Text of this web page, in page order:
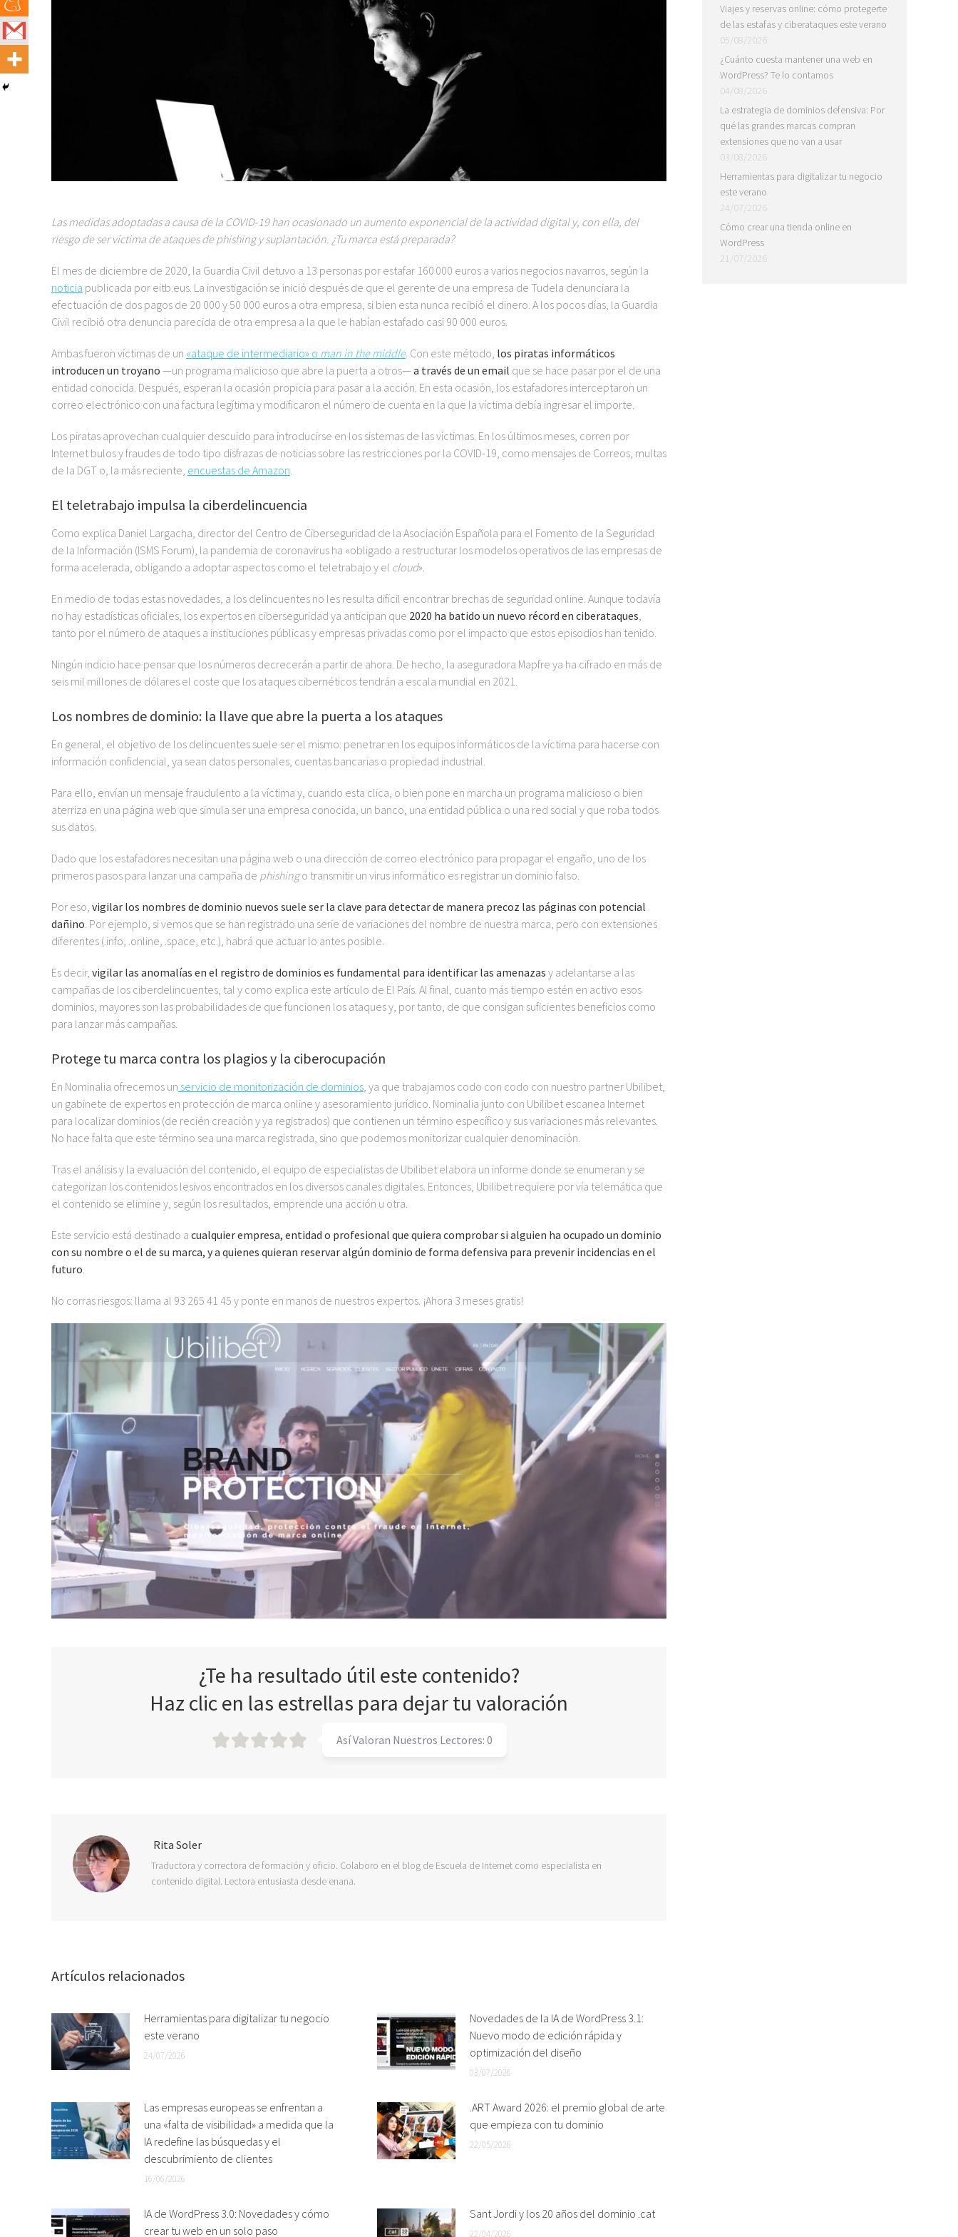
Las medidas adoptadas a causa de la COVID-19 han ocasionado un aumento exponencial de la actividad digital y, con ella, del
riesgo de ser víctima de ataques de phishing y suplantación. ¿Tu marca está preparada?
El mes de diciembre de 2020, la Guardia Civil detuvo a 13 personas por estafar 160 000 euros a varios negocios navarros, según la
noticia publicada por eitb.eus. La investigación se inició después de que el gerente de una empresa de Tudela denunciara la
efectuación de dos pagos de 20 000 y 50 000 euros a otra empresa, si bien esta nunca recibió el dinero. A los pocos días, la Guardia
Civil recibió otra denuncia parecida de otra empresa a la que le habían estafado casi 90 000 euros.
Ambas fueron víctimas de un «ataque de intermediario» o man in the middle. Con este método, los piratas informáticos
introducen un troyano —un programa malicioso que abre la puerta a otros— a través de un email que se hace pasar por el de una
entidad conocida. Después, esperan la ocasión propicia para pasar a la acción. En esta ocasión, los estafadores interceptaron un
correo electrónico con una factura legítima y modificaron el número de cuenta en la que la víctima debía ingresar el importe.
Los piratas aprovechan cualquier descuido para introducirse en los sistemas de las víctimas. En los últimos meses, corren por
Internet bulos y fraudes de todo tipo disfrazas de noticias sobre las restricciones por la COVID-19, como mensajes de Correos, multas
de la DGT o, la más reciente, encuestas de Amazon
El teletrabajo impulsa la ciberdelincuencia
Como explica Daniel Largacha, director del Centro de Ciberseguridad de la Asociación Española para el Fomento de la Seguridad
de la Información (ISMS Forum), la pandemia de coronavirus ha «obligado a restructurar los modelos operativos de las empresas de
forma acelerada, obligando a adoptar aspectos como el teletrabajo y el cloud».
En medio de todas estas novedades, a los delincuentes no les resulta difícil encontrar brechas de seguridad online. Aunque todavía
no hay estadísticas oficiales, los expertos en ciberseguridad ya anticipan que 2020 ha batido un nuevo récord en ciberataques
tanto por el número de ataques a instituciones públicas y empresas privadas como por el impacto que estos episodios han tenido.
Ningún indicio hace pensar que los números decrecerán a partir de ahora. De hecho, la aseguradora Mapfre ya ha cifrado en más de
seis mil millones de dólares el coste que los ataques cibernéticos tendrán a escala mundial en 2021.
Los nombres de dominio: la llave que abre la puerta a los ataques
En general, el objetivo de los delincuentes suele ser el mismo: penetrar en los equipos informáticos de la víctima para hacerse con
información confidencial, ya sean datos personales, cuentas bancarias o propiedad industrial.
Para ello, envían un mensaje fraudulento a la víctima y, cuando esta clica, o bien pone en marcha un programa malicioso o bien
aterriza en una página web que simula ser una empresa conocida, un banco, una entidad pública o una red social y que roba todos
sus datos.
Dado que los estafadores necesitan una página web o una dirección de correo electrónico para propagar el engaño, uno de los
primeros pasos para lanzar una campaña de phishingo transmitir un virus informático es registrar un dominio falso.
Por eso, vigilar los nombres de dominio nuevos suele ser la clave para detectar de manera precoz las páginas con potencial
dañino . Por ejemplo, si vemos que se han registrado una serie de variaciones del nombre de nuestra marca, pero con extensiones
diferentes (.info, .online, .space, etc.), habrá que actuar lo antes posible.
Es decir, vigilar las anomalías en el registro de dominios es fundamental para identificar las amenazas y adelantarse a las
campañas de los ciberdelincuentes, tal y como explica este artículo de El País. Al final, cuanto más tiempo estén en activo esos
dominios, mayores son las probabilidades de que funcionen los ataques y, por tanto, de que consigan suficientes beneficios como
para lanzar más campañas.
Protege tu marca contra los plagios y la ciberocupación
En Nominalia ofrecemos un servicio de monitorización de dominios , ya que trabajamos codo con codo con nuestro partner Ubilibet,
un gabinete de expertos en protección de marca online y asesoramiento jurídico. Nominalia junto con Ubilibet escanea Internet
para localizar dominios (de recién creación y ya registrados) que contienen un término específico y sus variaciones más relevantes.
No hace falta que este término sea una marca registrada, sino que podemos monitorizar cualquier denominación.
Tras el análisis y la evaluación del contenido, el equipo de especialistas de Ubilibet elabora un informe donde se enumeran y se
categorizan los contenidos lesivos encontrados en los diversos canales digitales. Entonces, Ubilibet requiere por vía telemática que
el contenido se elimine y, según los resultados, emprende una acción u otra.
Este servicio está destinado a cualquier empresa, entidad o profesional que quiera comprobar si alguien ha ocupado un dominio
con su nombre o el de su marca, y a quienes quieran reservar algún dominio de forma defensiva para prevenir incidencias en el
futuro
No corras riesgos: llama al 93 265 41 45 y ponte en manos de nuestros expertos. ¡Ahora 3 meses gratis!
¿Te ha resultado útil este contenido?
Haz clic en las estrellas para dejar tu valoración
Así Valoran Nuestros Lectores: 0
Rita Soler
Traductora y correctora de formación y oficio. Colaboro en el blog de Escuela de Internet como especialista en
contenido digital. Lectora entusiasta desde enana.
Artículos relacionados
Herramientas para digitalizar tu negocio
este verano
24/07/2026
Novedades de la IA de WordPress 3.1:
Nuevo modo de edición rápida y
optimización del diseño
03/07/2026
Las empresas europeas se enfrentan a
una «falta de visibilidad» a medida que la
IA redefine las búsquedas y el
descubrimiento de clientes
16/06/2026
.ART Award 2026: el premio global de arte
que empieza con tu dominio
22/05/2026
IA de WordPress 3.0: Novedades y cómo
crear tu web en un solo paso
Sant Jordi y los 20 años del dominio .cat
22/04/2026
Viajes y reservas online: cómo protegerte
de las estafas y ciberataques este verano
05/08/2026
¿Cuánto cuesta mantener una web en
WordPress? Te lo contamos
04/08/2026
La estrategia de dominios defensiva: Por
qué las grandes marcas compran
extensiones que no van a usar
03/08/2026
Herramientas para digitalizar tu negocio
este verano
24/07/2026
Cómo crear una tienda online en
WordPress
21/07/2026